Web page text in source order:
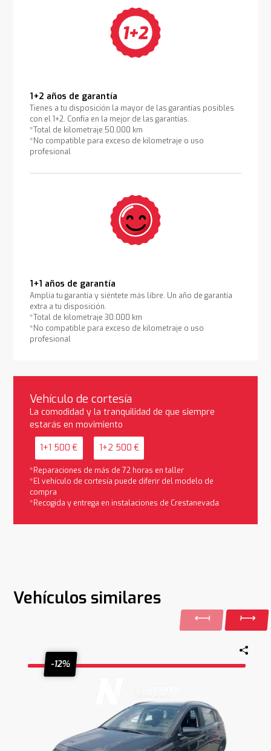
1+2 años de garantía
Tienes a tu disposición la mayor de las garantías posibles
con el 1+2. Confía en la mejor de las garantías.
*Total de kilometraje 50.000 km
*No compatible para exceso de kilometraje o uso
profesional
1+1 años de garantía
Amplía tu garantía y siéntete más libre. Un año de garantía
extra a tu disposición.
*Total de kilometraje 30.000 km
*No compatible para exceso de kilometraje o uso
profesional
Vehículo de cortesía
La comodidad y la tranquilidad de que siempre
estarás en movimiento
1+1 500 € 1+2 500 €
*Reparaciones de más de 72 horas en taller
*El vehículo de cortesía puede diferir del modelo de
compra
*Recogida y entrega en instalaciones de Crestanevada
Vehículos similares
-12%